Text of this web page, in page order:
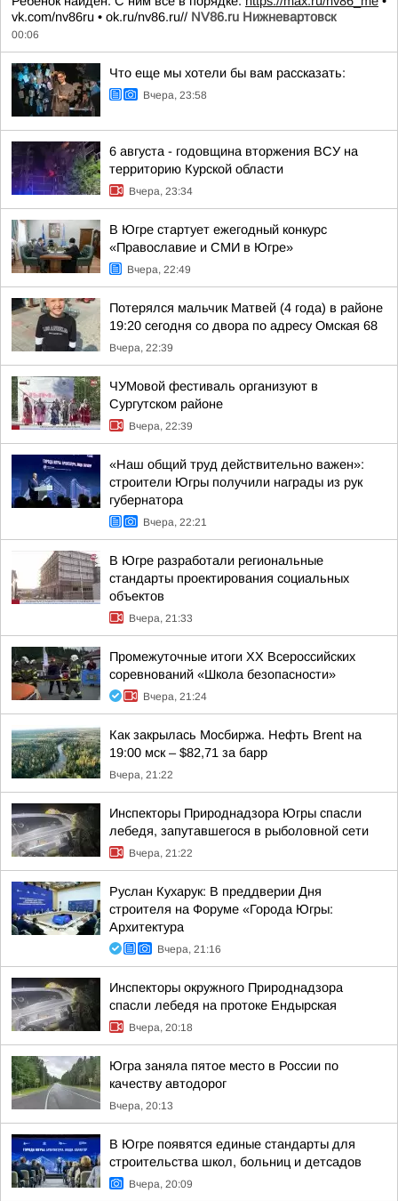
vk.com/nv86ru • ok.ru/nv86.ru// NV86.ru Нижневартовск
00:06
Что еще мы хотели бы вам рассказать:
Вчера, 23:58
6 августа - годовщина вторжения ВСУ на
территорию Курской области
Вчера, 23:34
В Югре стартует ежегодный конкурс
«Православие и СМИ в Югре»
Вчера, 22:49
Потерялся мальчик Матвей (4 года) в районе
19:20 сегодня со двора по адресу Омская 68
Вчера, 22:39
ЧУМовой фестиваль организуют в
Сургутском районе
Вчера, 22:39
«Наш общий труд действительно важен»:
строители Югры получили награды из рук
губернатора
Вчера, 22:21
В Югре разработали региональные
стандарты проектирования социальных
объектов
Вчера, 21:33
Промежуточные итоги XX Всероссийских
соревнований «Школа безопасности»
Вчера, 21:24
Как закрылась Мосбиржа. Нефть Brent на
19:00 мск – $82,71 за барр
Вчера, 21:22
Инспекторы Природнадзора Югры спасли
лебедя, запутавшегося в рыболовной сети
Вчера, 21:22
Руслан Кухарук: В преддверии Дня
строителя на Форуме «Города Югры:
Архитектура
Вчера, 21:16
Инспекторы окружного Природнадзора
спасли лебедя на протоке Ендырская
Вчера, 20:18
Югра заняла пятое место в России по
качеству автодорог
Вчера, 20:13
В Югре появятся единые стандарты для
строительства школ, больниц и детсадов
Вчера, 20:09